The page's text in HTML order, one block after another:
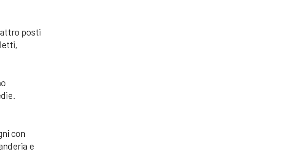
posti
con
e